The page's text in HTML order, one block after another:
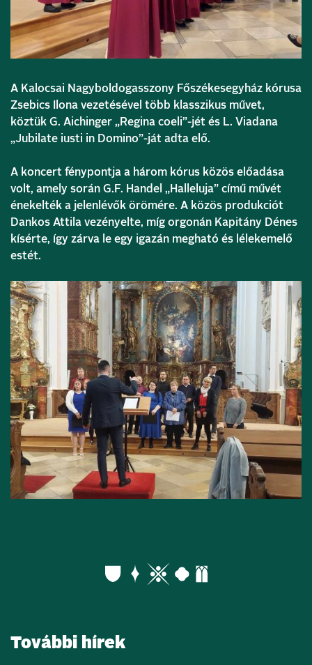
A Kalocsai Nagyboldogasszony Főszékesegyház kórusa
Zsebics Ilona vezetésével több klasszikus művet,
köztük G. Aichinger „Regina coeli”-jét és L. Viadana
„Jubilate iusti in Domino”-ját adta elő.
A koncert fénypontja a három kórus közös előadása
volt, amely során G.F. Handel „Halleluja” című művét
énekelték a jelenlévők örömére. A közös produkciót
Dankos Attila vezényelte, míg orgonán Kapitány Dénes
kísérte, így zárva le egy igazán megható és lélekemelő
estét.
További hírek